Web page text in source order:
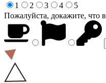
1
2 3 4
5
Пожалуйста, докажите, что